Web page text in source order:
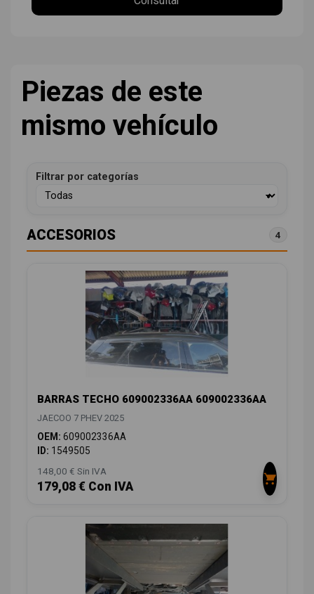
Piezas de este
mismo vehículo
Filtrar por categorías
ACCESORIOS 4
BARRAS TECHO 609002336AA 609002336AA
JAECOO 7 PHEV 2025
OEM: 609002336AA
ID: 1549505
148,00 € Sin IVA
179,08 € Con IVA